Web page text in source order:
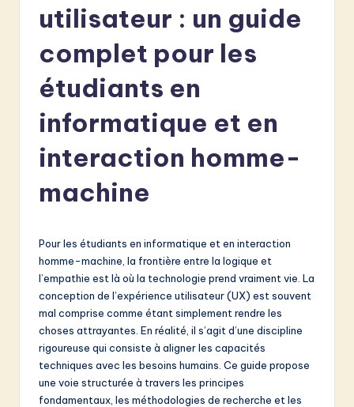
in
A
&
utilisateur : un guide
complet pour les
étudiants en
informatique et en
interaction homme-
machine
Pour les étudiants en informatique et en interaction
homme-machine, la frontière entre la logique et
l’empathie est là où la technologie prend vraiment vie. La
conception de l’expérience utilisateur (UX) est souvent
mal comprise comme étant simplement rendre les
choses attrayantes. En réalité, il s’agit d’une discipline
rigoureuse qui consiste à aligner les capacités
techniques avec les besoins humains. Ce guide propose
une voie structurée à travers les principes
fondamentaux, les méthodologies de recherche et les